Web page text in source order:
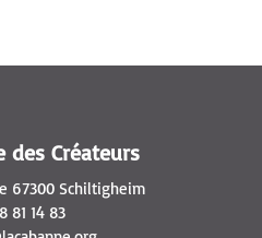
des Créateurs
67300 Schiltigheim
81 14 83